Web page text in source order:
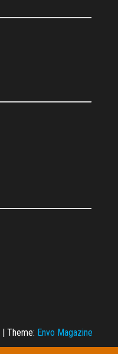
Theme: Envo Magazine